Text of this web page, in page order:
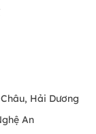
Hải Dương
An